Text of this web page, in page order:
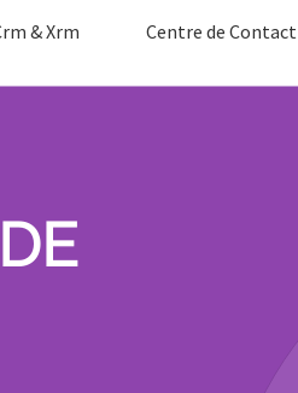
& Xrm Centre de Contact